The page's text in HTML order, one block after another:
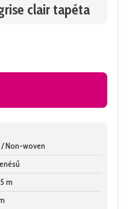
clair tapéta
Non-woven
m